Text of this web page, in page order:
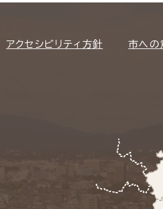
アクセシビリティ方針 市への